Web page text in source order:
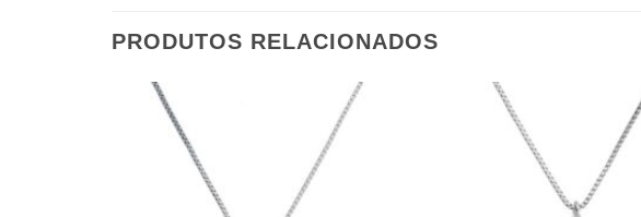
PRODUTOS RELACIONADOS